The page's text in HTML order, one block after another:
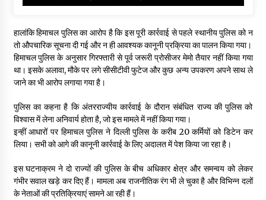
हालांकि हिमाचल पुलिस का आरोप है कि इस पूरी कार्रवाई से पहले स्थानीय पुलिस को न
तो औपचारिक सूचना दी गई और न ही आवश्यक कानूनी प्रक्रिया का पालन किया गया।
हिमाचल पुलिस के अनुसार गिरफ्तारी से पूर्व जरूरी प्रोसीजर मेमो तैयार नहीं किया गया
था। इसके अलावा, मौके पर लगे सीसीटीवी फुटेज और कुछ अन्य उपकरण अपने साथ ले
जाने का भी आरोप लगाया गया है।
पुलिस का कहना है कि अंतरराज्यीय कार्रवाई के दौरान संबंधित राज्य की पुलिस को
विश्वास में लेना अनिवार्य होता है, जो इस मामले में नहीं किया गया।
इन्हीं आधारों पर हिमाचल पुलिस ने दिल्ली पुलिस के करीब 20 कर्मियों को डिटेन कर
लिया। सभी को आगे की कानूनी कार्रवाई के लिए अदालत में पेश किया जा रहा है।
इस घटनाक्रम ने दो राज्यों की पुलिस के बीच अधिकार क्षेत्र और समन्वय को लेकर
गंभीर सवाल खड़े कर दिए हैं। मामला अब राजनीतिक रंग भी ले चुका है और विभिन्न दलों
के नेताओं की प्रतिक्रियाएं सामने आ रही हैं।